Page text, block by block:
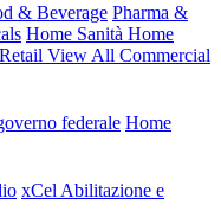
& Beverage Pharma &
Home Sanità Home
Retail View All Commercial
federale Home
xCel Abilitazione e